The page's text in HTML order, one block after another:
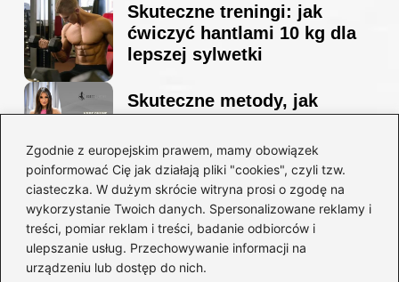
Zgodnie z europejskim prawem, mamy obowiązek
poinformować Cię jak działają pliki "cookies", czyli tzw.
ciasteczka. W dużym skrócie witryna prosi o zgodę na
wykorzystanie Twoich danych. Spersonalizowane reklamy i
treści, pomiar reklam i treści, badanie odbiorców i
ulepszanie usług. Przechowywanie informacji na
urządzeniu lub dostęp do nich.
Skuteczne treningi: jak
ćwiczyć hantlami 10 kg dla
lepszej sylwetki
Skuteczne metody, jak
sylwetkę w zaledwie 90 dni
Idealny garnitur: jak dobrać
go do swojej sylwetki?